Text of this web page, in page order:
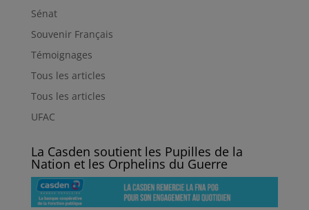
Sénat
Souvenir Français
Témoignages
Tous les articles
Tous les articles
UFAC
La Casden soutient les Pupilles de la
Nation et les Orphelins du Guerre